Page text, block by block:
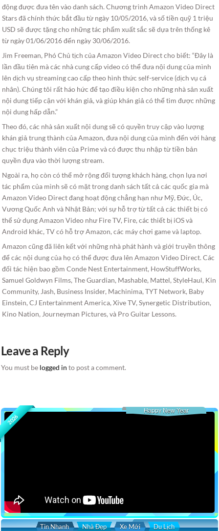
động được đưa tên vào danh sách. Chương trình Amazon Video Direct
Stars đã chính thức bắt đầu từ ngày 10/05/2016, và số tiền quỹ 1 triệu
USD sẽ được tặng cho những tác phẩm xuất sắc sẽ dựa trên thống kê
từ ngày 01/06/2016 đến ngày 30/06/2016.
Jim Freeman, Phó Chủ tịch của Amazon Video Direct cho biết: “Đây là
lần đầu tiên mà các nhà cung cấp video có thể đưa nội dung của mình
lên dịch vụ streaming cao cấp theo hình thức self-service (dịch vụ cá
nhân). Chúng tôi rất háo hức để tạo điều kiện cho những nhà sản xuất
nội dung tiếp cận với khán giả, và giúp khán giả có thể tìm được những
nội dung hấp dẫn.”
Theo đó, các nhà sản xuất nội dung sẽ có quyền truy cập vào lượng
khán giả trung thành của Amazon, đưa nội dung của mình đến với hàng
chục triệu thành viên của Prime và có được thu nhập từ tiền bản
quyền đựa vào thời lượng stream.
Ngoài ra, họ còn có thể mở rộng đối tượng khách hàng, chọn lựa nơi
tác phẩm của mình sẽ có mặt trong danh sách tất cả các quốc gia mà
Amazon Video Direct đang hoạt động chẳng hạn như Mỹ, Đức, Úc,
Vương Quốc Anh và Nhật Bản; với sự hỗ trợ từ tất cả các thiết bị có
thể sử dụng Amazon Video như Fire TV, Fire, các thiết bị iOS và
Android khác, TV có hỗ trợ Amazon, các máy chơi game và laptop.
Amazon cũng đã liên kết với những nhà phát hành và giới truyền thông
để các nội dung của họ có thể được đưa lên Amazon Video Direct. Các
đối tác hiện bao gồm Conde Nest Entertainment, HowStuffWorks,
Samuel Goldwyn Films, The Guardian, Mashable, Mattel, StyleHaul, Kin
Community, Jash, Business Insider, Machinima, TYT Network, Baby
Einstein, CJ Entertainment America, Xive TV, Synergetic Distribution,
Kino Nation, Journeyman Pictures, và Pro Guitar Lessons.
Leave a Reply
You must be logged in to post a comment.
2026
Happy New Year
Tin Nhanh Nhà Đẹp Xe Mới Du Lịch